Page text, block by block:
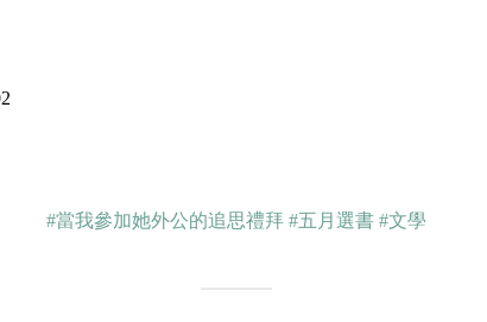
#當我參加她外公的追思禮拜 #五月選書 #文學